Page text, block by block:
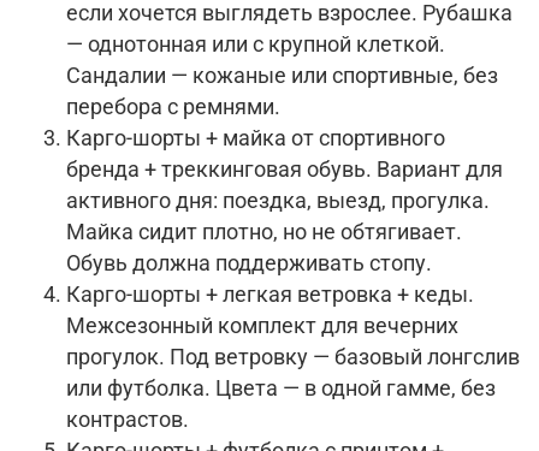
если хочется выглядеть взрослее. Рубашка
— однотонная или с крупной клеткой.
Сандалии — кожаные или спортивные, без
перебора с ремнями.
Карго-шорты + майка от спортивного
бренда + треккинговая обувь. Вариант для
активного дня: поездка, выезд, прогулка.
Майка сидит плотно, но не обтягивает.
Обувь должна поддерживать стопу.
Карго-шорты + легкая ветровка + кеды.
Межсезонный комплект для вечерних
прогулок. Под ветровку — базовый лонгслив
или футболка. Цвета — в одной гамме, без
контрастов.